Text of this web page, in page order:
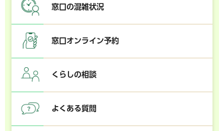
窓口の混雑状況
窓口オンライン予約
くらしの相談
よくある質問